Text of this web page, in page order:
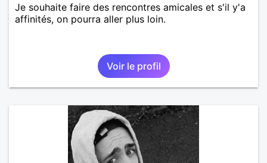
Je souhaite faire des rencontres amicales et s'il y'a
affinités, on pourra aller plus loin.
Voir le profil